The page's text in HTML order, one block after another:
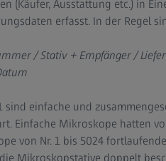
(Käufer, Ausstattung etc.) in
erfasst. In der Regel
/ Stativ + Empfänger /
sind einfache und
Einfache Mikroskope hatten
von Nr. 1 bis 5024
Mikroskopstative doppelt